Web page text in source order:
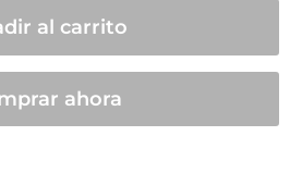
al carrito
ahora